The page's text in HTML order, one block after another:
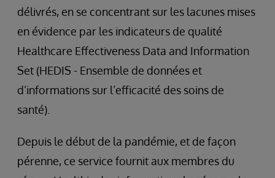
délivrés, en se concentrant sur les lacunes mises
en évidence par les indicateurs de qualité
Healthcare Effectiveness Data and Information
Set (HEDIS - Ensemble de données et
d’informations sur l’efficacité des soins de
santé).
Depuis le début de la pandémie, et de façon
pérenne, ce service fournit aux membres du